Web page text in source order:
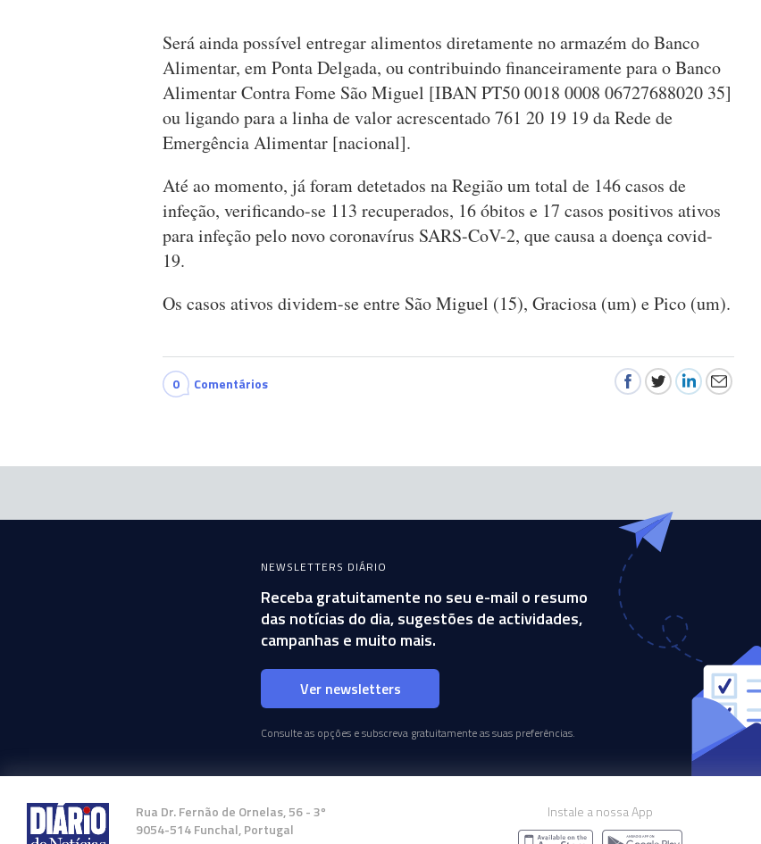
Será ainda possível entregar alimentos diretamente no armazém do Banco
Alimentar, em Ponta Delgada, ou contribuindo financeiramente para o Banco
Alimentar Contra Fome São Miguel [IBAN PT50 0018 0008 06727688020 35]
ou ligando para a linha de valor acrescentado 761 20 19 19 da Rede de
Emergência Alimentar [nacional].
Até ao momento, já foram detetados na Região um total de 146 casos de
infeção, verificando-se 113 recuperados, 16 óbitos e 17 casos positivos ativos
para infeção pelo novo coronavírus SARS-CoV-2, que causa a doença covid-
19.
Os casos ativos dividem-se entre São Miguel (15), Graciosa (um) e Pico (um).
0 Comentários
NEWSLETTERS DIÁRIO
Receba gratuitamente no seu e-mail o resumo
das notícias do dia, sugestões de actividades,
campanhas e muito mais.
Ver newsletters
Consulte as opções e subscreva gratuitamente as suas preferências.
Rua Dr. Fernão de Ornelas, 56 - 3º
9054-514 Funchal, Portugal
Instale a nossa App